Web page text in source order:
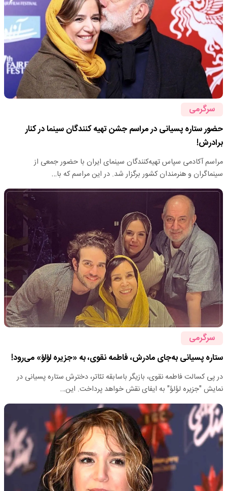
سرگرمی
حضور ستاره پسیانی در مراسم جشن تهیه کنندگان سینما در کنار
برادرش!
مراسم آکادمی سپاس تهیه‌کنندگان سینمای ایران با حضور جمعی از
سینماگران و هنرمندان کشور برگزار شد. در این مراسم که با…
سرگرمی
ستاره پسیانی به‌جای مادرش، فاطمه نقوی، به «جزیره لؤلؤ» می‌رود!
در پی کسالت فاطمه نقوی، بازیگر باسابقه تئاتر، دخترش ستاره پسیانی در
نمایش "جزیره لؤلؤ" به ایفای نقش خواهد پرداخت. این…